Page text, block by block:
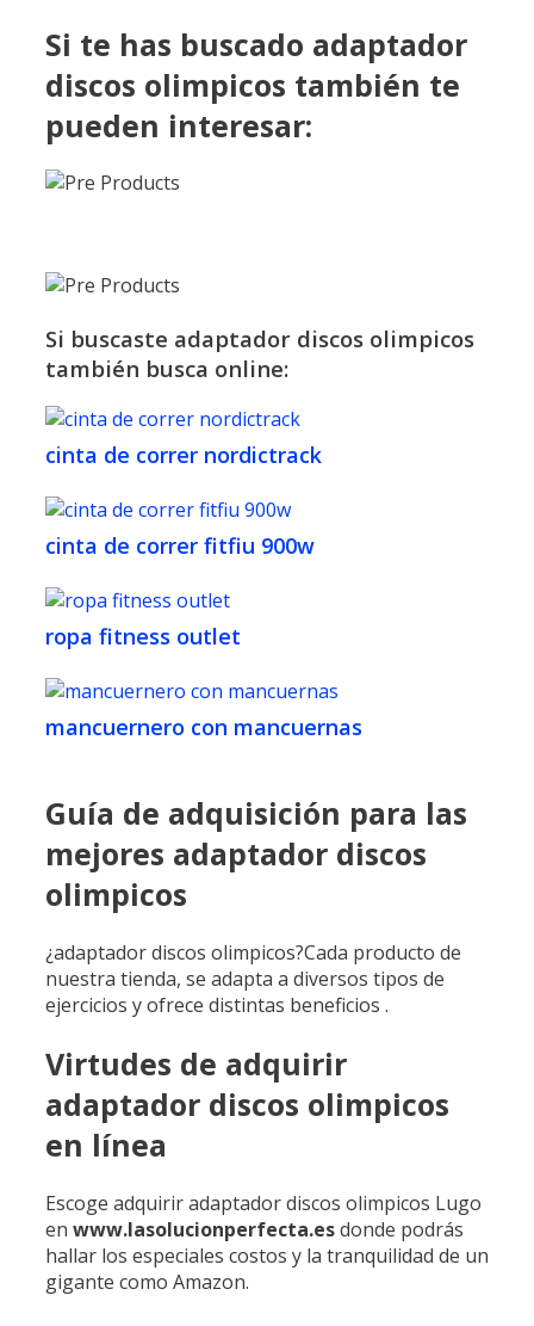
Si te has buscado adaptador
discos olimpicos también te
pueden interesar:
Si buscaste adaptador discos olimpicos
también busca online:
cinta de correr nordictrack
cinta de correr fitfiu 900w
ropa fitness outlet
mancuernero con mancuernas
Guía de adquisición para las
mejores adaptador discos
olimpicos
¿adaptador discos olimpicos?Cada producto de
nuestra tienda, se adapta a diversos tipos de
ejercicios y ofrece distintas beneficios .
Virtudes de adquirir
adaptador discos olimpicos
en línea
Escoge adquirir adaptador discos olimpicos Lugo
en www.lasolucionperfecta.esdonde podrás
hallar los especiales costos y la tranquilidad de un
gigante como Amazon.